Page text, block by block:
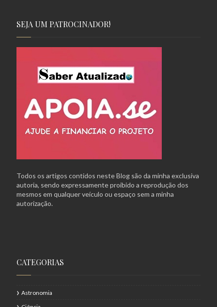
SEJA UM PATROCINADOR!
Todos os artigos contidos neste Blog são da minha exclusiva
autoria, sendo expressamente proibido a reprodução dos
mesmos em qualquer veículo ou espaço sem a minha
autorização.
CATEGORIAS
Astronomia